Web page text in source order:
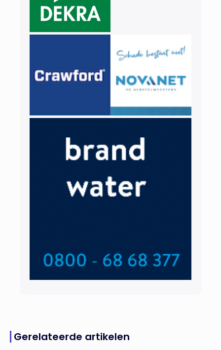
Gerelateerde artikelen